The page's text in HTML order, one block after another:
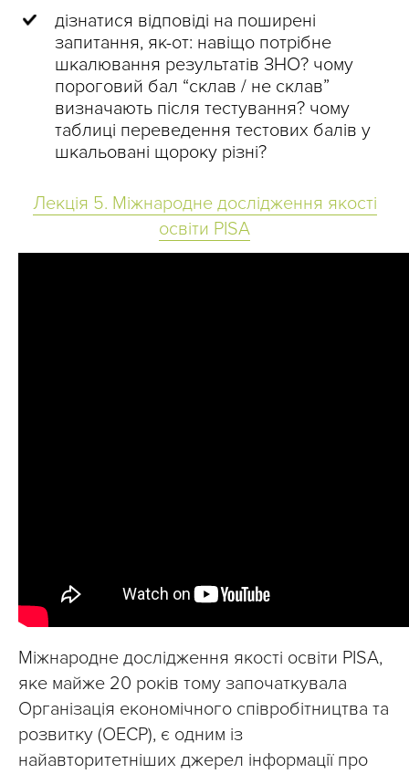
дізнатися відповіді на поширені
запитання, як-от: навіщо потрібне
шкалювання результатів ЗНО? чому
пороговий бал “склав / не склав”
визначають після тестування? чому
таблиці переведення тестових балів у
шкальовані щороку різні?
Лекція 5. Міжнародне дослідження якості
освіти PISA
Міжнародне дослідження якості освіти PISA,
яке майже 20 років тому започаткувала
Організація економічного співробітництва та
розвитку (ОЕСР), є одним із
найавторитетніших джерел інформації про